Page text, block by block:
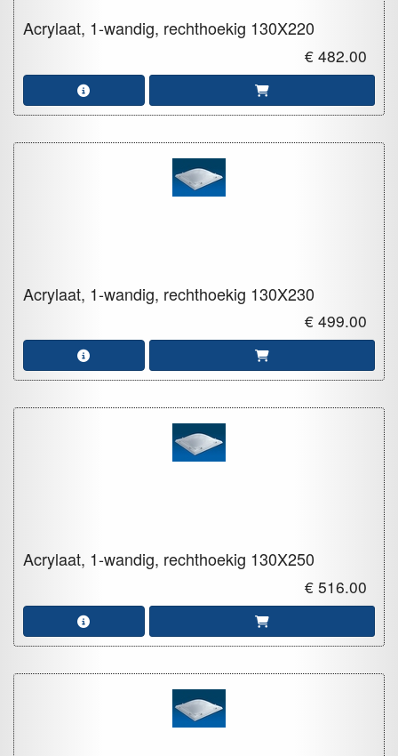
Acrylaat, 1-wandig, rechthoekig 130X220
€ 482.00
Acrylaat, 1-wandig, rechthoekig 130X230
€ 499.00
Acrylaat, 1-wandig, rechthoekig 130X250
€ 516.00